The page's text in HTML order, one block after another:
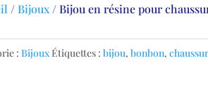
/Bijoux/Bijou en résine pour
: Bijoux Étiquettes : bijou, bonbon,